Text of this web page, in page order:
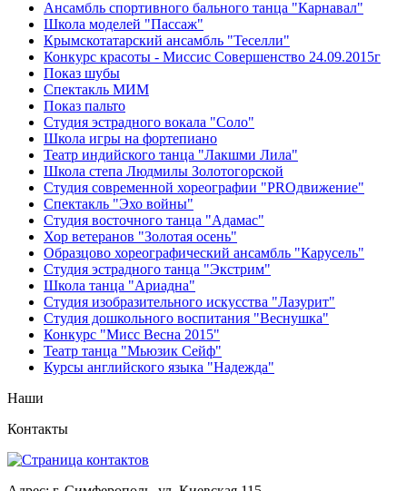
Ансамбль спортивного бального танца "Карнавал"
Школа моделей "Пассаж"
Крымскотатарский ансамбль "Теселли"
Конкурс красоты - Миссис Совершенство 24.09.2015г
Показ шубы
Спектакль МИМ
Показ пальто
Студия эстрадного вокала "Соло"
Школа игры на фортепиано
Театр индийского танца "Лакшми Лила"
Школа степа Людмилы Золотогорской
Студия современной хореографии "PROдвижение"
Спектакль "Эхо войны"
Студия восточного танца "Адамас"
Хор ветеранов "Золотая осень"
Образцово хореографический ансамбль "Карусель"
Студия эстрадного танца "Экстрим"
Школа танца "Ариадна"
Студия изобразительного искусства "Лазурит"
Студия дошкольного воспитания "Веснушка"
Конкурс "Мисс Весна 2015"
Театр танца "Мьюзик Сейф"
Курсы английского языка "Надежда"
Наши
Контакты